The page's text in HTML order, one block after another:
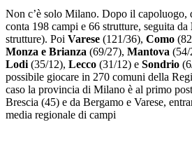
Non c’è solo Milano. Dopo il capoluogo,
conta 198 campi e 66 strutture, seguita da
strutture). Poi Varese (121/36), Como
Monza e Brianza (69/27), Mantova (54/
Lodi (35/12), Lecco (31/12) e Sondrio
possibile giocare in 270 comuni della
caso la provincia di Milano è al primo
Brescia (45) e da Bergamo e Varese,
media regionale di campi